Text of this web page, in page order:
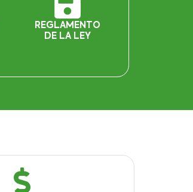
REGLAMENTO
DE LA LEY